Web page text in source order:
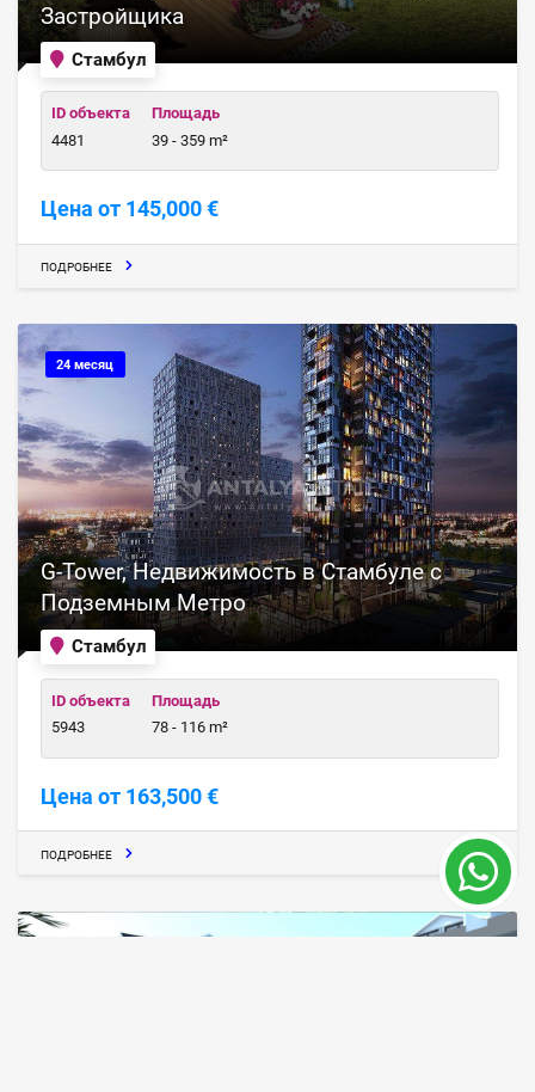
Стамбул
Застройщика
ID объекта
4481
Площадь
39 - 359 m²
Цена от 145,000 €
ПОДРОБНЕЕ
24 месяц
Стамбул
G-Tower, Недвижимость в Стамбуле с
Подземным Метро
ID объекта
5943
Площадь
78 - 116 m²
Цена от 163,500 €
ПОДРОБНЕЕ